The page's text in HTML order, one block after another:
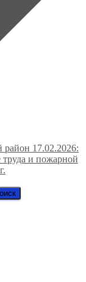
17.02.2026:
и пожарной